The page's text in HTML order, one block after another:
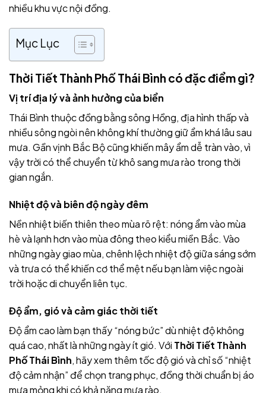
nhiều khu vực nội đồng.
Mục Lục
Thời Tiết Thành Phố Thái Bình có đặc điểm gì?
Vị trí địa lý và ảnh hưởng của biển
Thái Bình thuộc đồng bằng sông Hồng, địa hình thấp và
nhiều sông ngòi nên không khí thường giữ ẩm khá lâu sau
mưa. Gần vịnh Bắc Bộ cũng khiến mây ẩm dễ tràn vào, vì
vậy trời có thể chuyển từ khô sang mưa rào trong thời
gian ngắn.
Nhiệt độ và biên độ ngày đêm
Nền nhiệt biến thiên theo mùa rõ rệt: nóng ẩm vào mùa
hè và lạnh hơn vào mùa đông theo kiểu miền Bắc. Vào
những ngày giao mùa, chênh lệch nhiệt độ giữa sáng sớm
và trưa có thể khiến cơ thể mệt nếu bạn làm việc ngoài
trời hoặc di chuyển liên tục.
Độ ẩm, gió và cảm giác thời tiết
Độ ẩm cao làm bạn thấy “nóng bức” dù nhiệt độ không
quá cao, nhất là những ngày ít gió. Với Thời Tiết Thành
Phố Thái Bình, hãy xem thêm tốc độ gió và chỉ số “nhiệt
độ cảm nhận” để chọn trang phục, đồng thời chuẩn bị áo
mưa mỏng khi có khả năng mưa rào.